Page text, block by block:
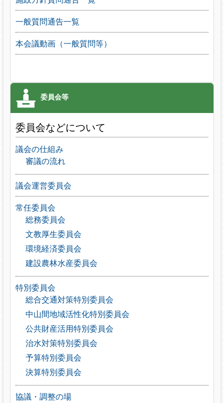
一般質問通告一覧
本会議動画（一般質問等）
委員会などについて
議会の仕組み
審議の流れ
議会運営委員会
常任委員会
総務委員会
文教厚生委員会
環境経済委員会
建設農林水産委員会
特別委員会
総合交通対策特別委員会
中山間地域活性化特別委員会
公共財産活用特別委員会
治水対策特別委員会
予算特別委員会
決算特別委員会
協議・調整の場